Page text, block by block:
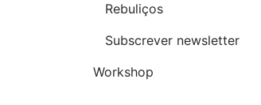
Rebuliços
Subscrever newsletter
Workshop